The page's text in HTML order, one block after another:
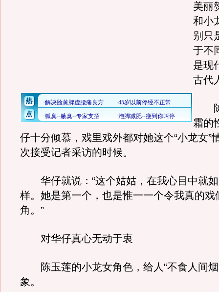
美丽
和小
别只
于不
是现
古代
陈
霜的
仔十分倾慕，戏里戏外都对她这个“小龙女”
次接受记者采访的时候。
华仔就说：“这个姑姑，在我心目中就如
样。她是第一个，也是惟一一个令我真的戏
角。”
对华仔真心无动于衷
陈玉莲的小龙女角色，给人“不食人间烟
象。